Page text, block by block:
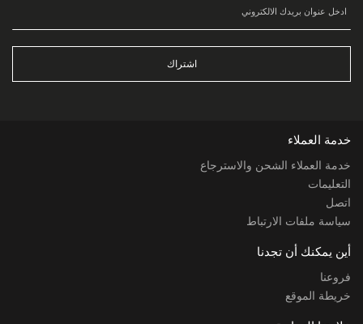
اشتراك
خدمة العملاء
خدمة العملاء الشحن والاسترجاع
التعليمات
اتصل
سياسة ملفات الارتباط
أين يمكنك أن تجدنا
فروعنا
خريطة الموقع